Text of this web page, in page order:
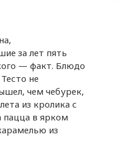
за лет пять
— факт. Блюдо
не
чем чебурек,
из кролика с
пацца в ярком
из